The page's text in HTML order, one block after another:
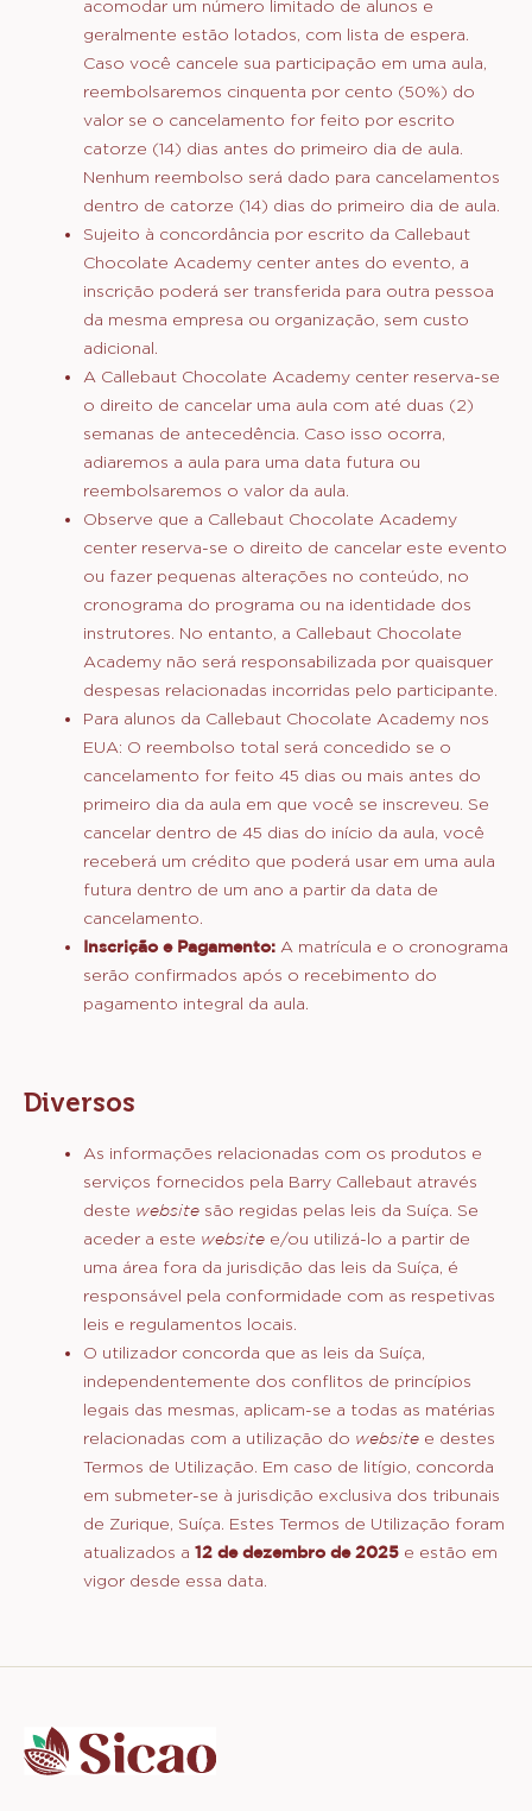
do almoço durante os dias de aula ou hospedagem.
Viagem e hospedagem: Os participantes são
responsáveis por fazer seus próprios
planejamentos de viagem e reservas de hotel. Uma
lista de hotéis com os quais a Callebaut Chocolate
Academy center negociou tarifas preferenciais está
disponível mediante solicitação, após o
recebimento do formulário de inscrição.
Política de Cancelamento: Nossos programas na
Callebaut Chocolate Academy center podem
acomodar um número limitado de alunos e
geralmente estão lotados, com lista de espera.
Caso você cancele sua participação em uma aula,
reembolsaremos cinquenta por cento (50%) do
valor se o cancelamento for feito por escrito
catorze (14) dias antes do primeiro dia de aula.
Nenhum reembolso será dado para cancelamentos
dentro de catorze (14) dias do primeiro dia de aula.
Sujeito à concordância por escrito da Callebaut
Chocolate Academy center antes do evento, a
inscrição poderá ser transferida para outra pessoa
da mesma empresa ou organização, sem custo
adicional.
A Callebaut Chocolate Academy center reserva-se
o direito de cancelar uma aula com até duas (2)
semanas de antecedência. Caso isso ocorra,
adiaremos a aula para uma data futura ou
reembolsaremos o valor da aula.
Observe que a Callebaut Chocolate Academy
center reserva-se o direito de cancelar este evento
ou fazer pequenas alterações no conteúdo, no
cronograma do programa ou na identidade dos
instrutores. No entanto, a Callebaut Chocolate
Academy não será responsabilizada por quaisquer
despesas relacionadas incorridas pelo participante.
Para alunos da Callebaut Chocolate Academy nos
primeiro dia da aula em que você se inscreveu. Se
receberá um crédito que poderá usar em uma aula
futura dentro de um ano a partir da data de
cancelamento.
Inscrição e Pagamento:A matrícula e o cronograma
serão confirmados após o recebimento do
pagamento integral da aula.
Diversos
As informações relacionadas com os produtos e
serviços fornecidos pela Barry Callebaut através
destewebsite são regidas pelas leis da Suíça. Se
aceder a este website e/ou utilizá-lo a partir de
uma área fora da jurisdição das leis da Suíça, é
responsável pela conformidade com as respetivas
relacionadas com a utilização do
Termos de Utilização. Em caso de litígio, concorda